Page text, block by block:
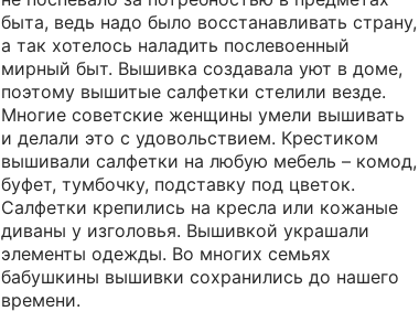
быта, ведь надо было восстанавливать страну,
а так хотелось наладить послевоенный
мирный быт. Вышивка создавала уют в доме,
поэтому вышитые салфетки стелили везде.
Многие советские женщины умели вышивать
и делали это с удовольствием. Крестиком
вышивали салфетки на любую мебель – комод,
буфет, тумбочку, подставку под цветок.
Салфетки крепились на кресла или кожаные
диваны у изголовья. Вышивкой украшали
элементы одежды. Во многих семьях
бабушкины вышивки сохранились до нашего
времени.